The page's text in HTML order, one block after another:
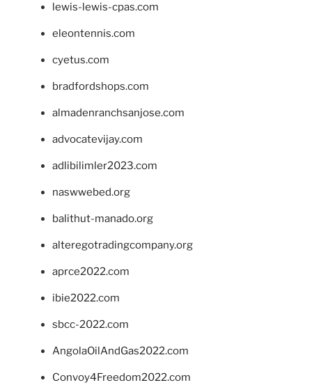
lewis-lewis-cpas.com
eleontennis.com
cyetus.com
bradfordshops.com
almadenranchsanjose.com
advocatevijay.com
adlibilimler2023.com
naswwebed.org
balithut-manado.org
alteregotradingcompany.org
aprce2022.com
ibie2022.com
sbcc-2022.com
AngolaOilAndGas2022.com
Convoy4Freedom2022.com